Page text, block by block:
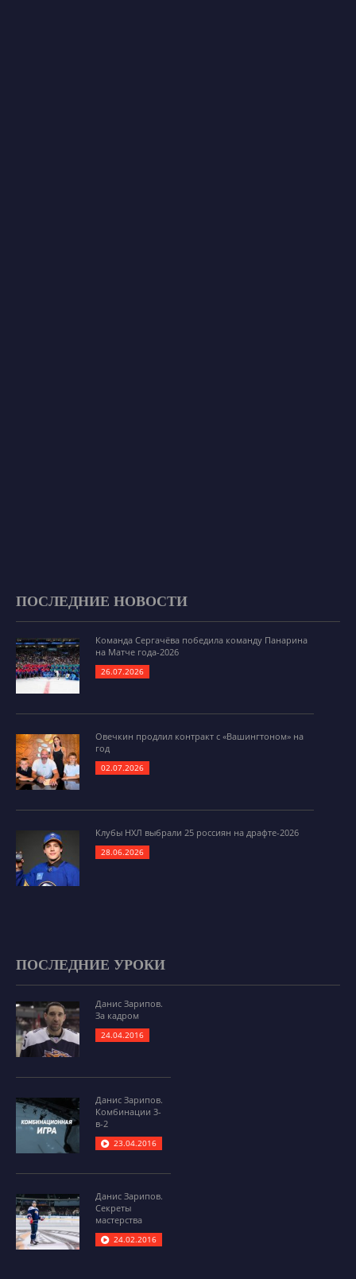
ПОСЛЕДНИЕ НОВОСТИ
Команда Сергачёва победила команду Панарина
на Матче года-2026
26.07.2026
Овечкин продлил контракт с «Вашингтоном» на
год
02.07.2026
Клубы НХЛ выбрали 25 россиян на драфте-2026
28.06.2026
ПОСЛЕДНИЕ УРОКИ
Данис Зарипов.
За кадром
24.04.2016
Данис Зарипов.
Комбинации 3-
в-2
23.04.2016
Данис Зарипов.
Секреты
мастерства
24.02.2016